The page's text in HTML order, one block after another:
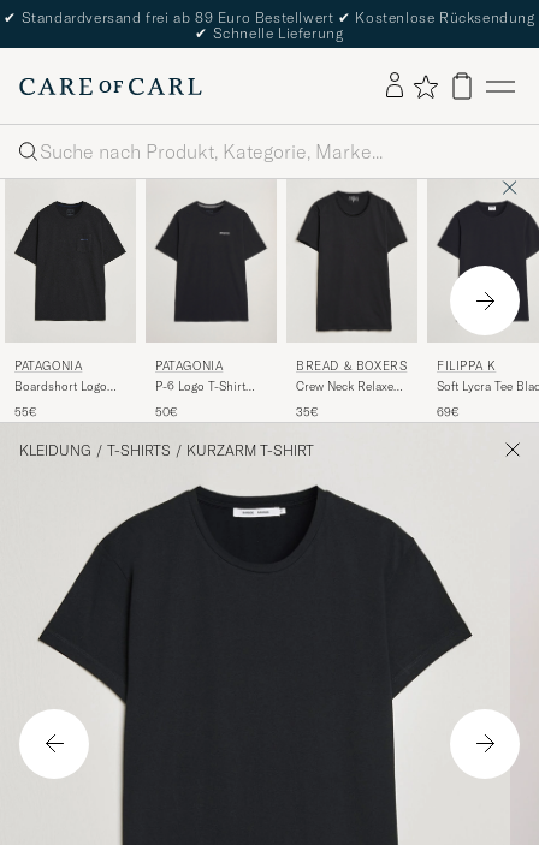
✔ Standardversand frei ab 89 Euro Bestellwert ✔ Kostenlose Rücksendung
✔ Schnelle Lieferung
Suche
PATAGONIA
Boardshort Logo
T-Shirt Ink Black
55€
PATAGONIA
P-6 Logo T-Shirt
50€
BREAD & BOXERS
Crew Neck Relaxed
35€
FILIPPA K
Soft Lycra Tee
69€
KLEIDUNG / T-SHIRTS / KURZARM T-SHIRT